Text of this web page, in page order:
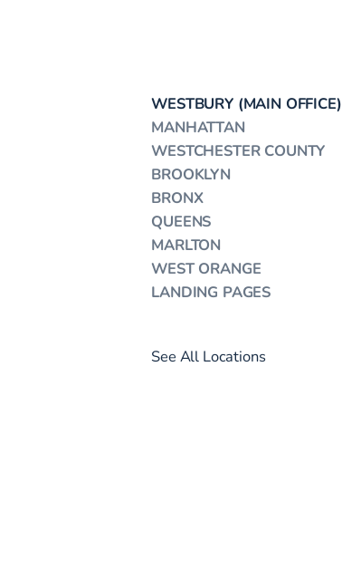
WESTBURY (MAIN OFFICE)
MANHATTAN
WESTCHESTER COUNTY
BROOKLYN
BRONX
QUEENS
MARLTON
WEST ORANGE
LANDING PAGES
See All Locations